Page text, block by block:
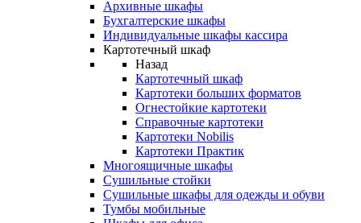
Архивные шкафы
Бухгалтерские шкафы
Индивидуальные шкафы кассира
Картотечный шкаф
Назад
Картотечный шкаф
Картотеки больших форматов
Огнестойкие картотеки
Справочные картотеки
Картотеки Nobilis
Картотеки Практик
Многоящичные шкафы
Сушильные стойки
Сушильные шкафы для одежды и обуви
Тумбы мобильные